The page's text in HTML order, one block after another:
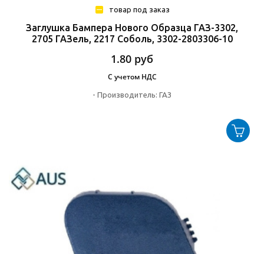
товар под заказ
Заглушка Бампера Нового Образца ГАЗ-3302,
2705 ГАЗель, 2217 Соболь, 3302-2803306-10
1.80 руб
С учетом НДС
- Производитель: ГАЗ